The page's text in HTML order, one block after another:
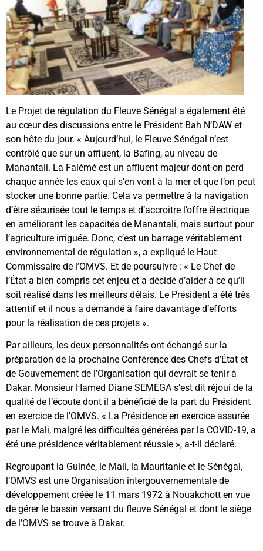
Le Projet de régulation du Fleuve Sénégal a également été
au cœur des discussions entre le Président Bah N’DAW et
son hôte du jour. « Aujourd’hui, le Fleuve Sénégal n’est
contrôlé que sur un affluent, la Bafing, au niveau de
Manantali. La Falémé est un affluent majeur dont-on perd
chaque année les eaux qui s’en vont à la mer et que l’on peut
stocker une bonne partie. Cela va permettre à la navigation
d’être sécurisée tout le temps et d’accroitre l’offre électrique
en améliorant les capacités de Manantali, mais surtout pour
l’agriculture irriguée. Donc, c’est un barrage véritablement
environnemental de régulation », a expliqué le Haut
Commissaire de l’OMVS. Et de poursuivre : « Le Chef de
l’État a bien compris cet enjeu et a décidé d’aider à ce qu’il
soit réalisé dans les meilleurs délais. Le Président a été très
attentif et il nous a demandé à faire davantage d’efforts
pour la réalisation de ces projets ».
Par ailleurs, les deux personnalités ont échangé sur la
préparation de la prochaine Conférence des Chefs d’État et
de Gouvernement de l’Organisation qui devrait se tenir à
Dakar. Monsieur Hamed Diane SEMEGA s’est dit réjoui de la
qualité de l’écoute dont il a bénéficié de la part du Président
en exercice de l’OMVS. « La Présidence en exercice assurée
par le Mali, malgré les difficultés générées par la COVID-19, a
été une présidence véritablement réussie », a-t-il déclaré.
Regroupant la Guinée, le Mali, la Mauritanie et le Sénégal,
l’OMVS est une Organisation intergouvernementale de
développement créée le 11 mars 1972 à Nouakchott en vue
de gérer le bassin versant du fleuve Sénégal et dont le siège
de l’OMVS se trouve à Dakar.